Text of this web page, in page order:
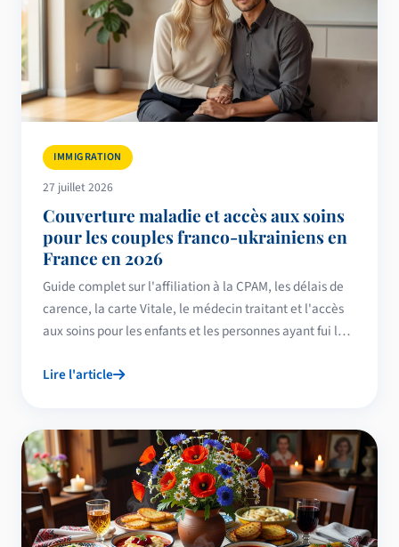
IMMIGRATION
27 juillet 2026
Couverture maladie et accès aux soins
pour les couples franco-ukrainiens en
France en 2026
Guide complet sur l'affiliation à la CPAM, les délais de
carence, la carte Vitale, le médecin traitant et l'accès
aux soins pour les enfants et les personnes ayant fui la
France.
Lire l'article